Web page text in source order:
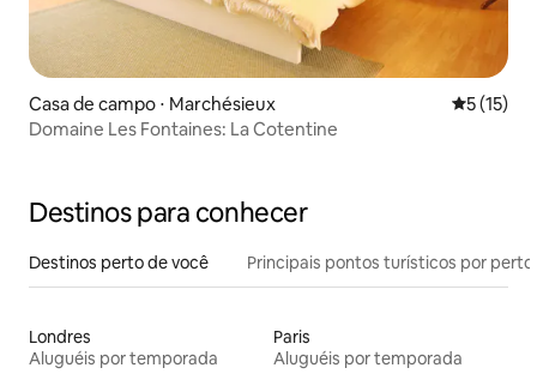
Casa de campo ⋅ Marchésieux 5 de uma
5 (15)
Domaine Les Fontaines: La Cotentine
Destinos para conhecer
Destinos perto de você Principais pontos turísticos por perto
Londres
Aluguéis por temporada
Paris
Aluguéis por temporada